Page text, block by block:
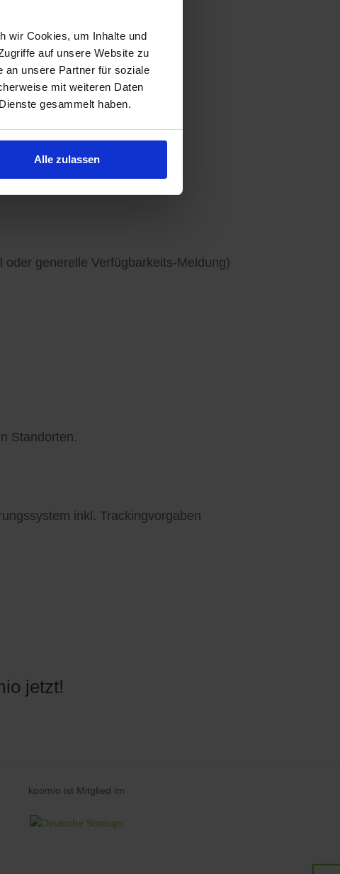
wir Cookies, um Inhalte und
auf unsere Website zu
an unsere Partner für soziale
mit weiteren Daten
gesammelt haben.
Alle zulassen
der Nähe sucht...
generelle Verfügbarkeits-Meldung)
Standorten.
inkl. Trackingvorgaben
jetzt!
koomio ist Mitglied im